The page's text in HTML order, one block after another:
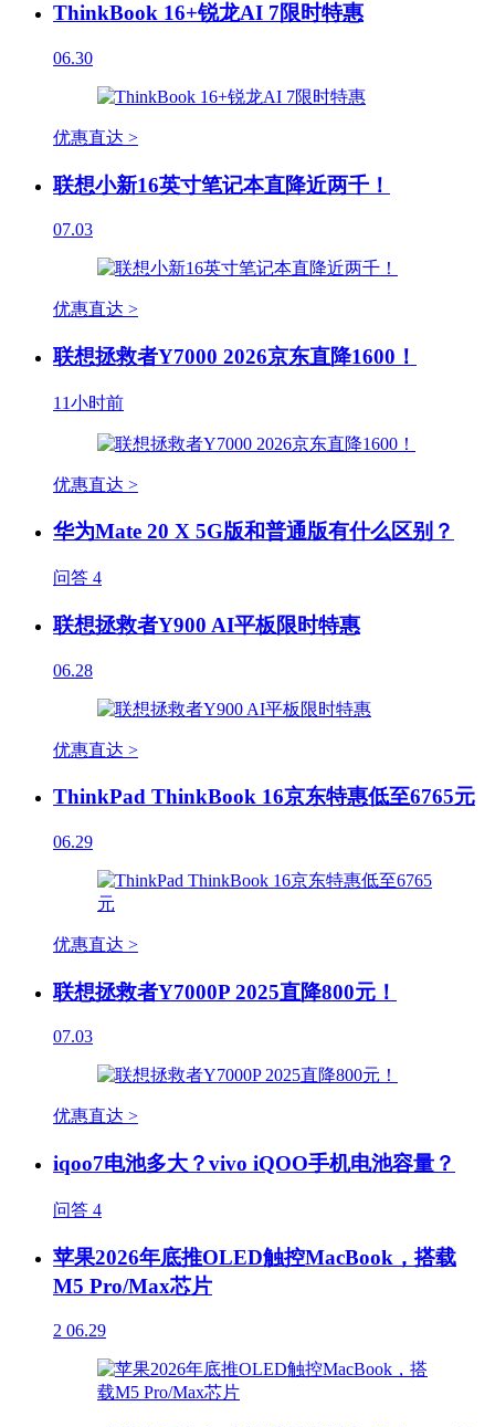
ThinkBook 16+锐龙AI 7限时特惠
06.30
优惠直达 >
联想小新16英寸笔记本直降近两千！
07.03
优惠直达 >
联想拯救者Y7000 2026京东直降1600！
11小时前
优惠直达 >
华为Mate 20 X 5G版和普通版有什么区别？
问答 4
联想拯救者Y900 AI平板限时特惠
06.28
优惠直达 >
ThinkPad ThinkBook 16京东特惠低至6765元
06.29
优惠直达 >
联想拯救者Y7000P 2025直降800元！
07.03
优惠直达 >
iqoo7电池多大？vivo iQOO手机电池容量？
问答 4
苹果2026年底推OLED触控MacBook，搭载
M5 Pro/Max芯片
2 06.29